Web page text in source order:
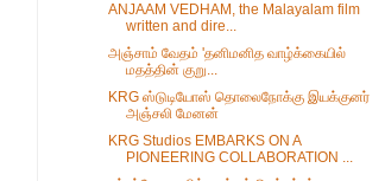
ANJAAM VEDHAM, the Malayalam film
written and dire...
அஞ்சாம் வேதம் 'தனிமனித வாழ்க்கையில்
மதத்தின் குறு...
KRG ஸ்டுடியோஸ் தொலைநோக்கு இயக்குனர்
அஞ்சலி மேனன்
KRG Studios EMBARKS ON A
PIONEERING COLLABORATION ...